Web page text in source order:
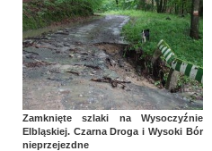
Zamknięte szlaki na Wysoczyźnie
Elbląskiej. Czarna Droga i Wysoki Bór
nieprzejezdne